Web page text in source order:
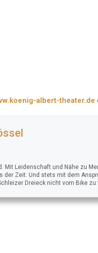
albert-theater.de
Mit Leidenschaft und Nähe zu
der Zeit. Und stets mit dem
Dreieck nicht vom Bike zu